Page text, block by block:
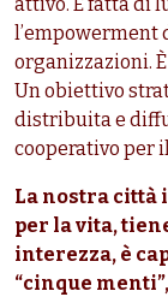
attivo. È fatta di
l’empowerment
organizzazioni.
Un obiettivo
distribuita e
cooperativo per
La nostra città
per la vita,
interezza, è
“cinque